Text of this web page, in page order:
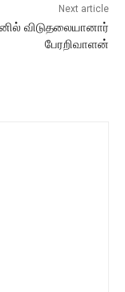
Next article
விடுதலையானார்
பேரறிவாளன்